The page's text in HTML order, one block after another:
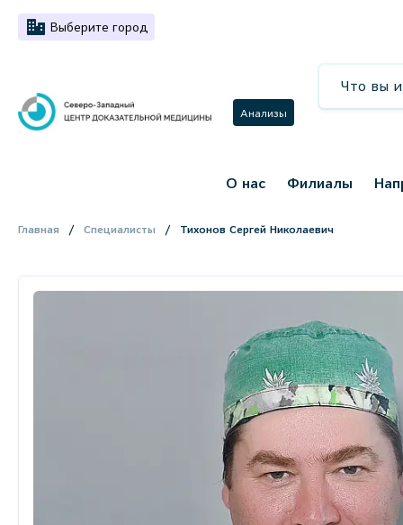
Выберите город
Анализы
О нас Филиалы
Главная Специалисты Тихонов Сергей Николаевич